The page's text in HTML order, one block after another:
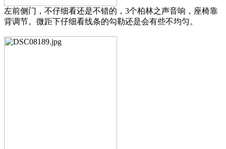
左前侧门，不仔细看还是不错的，3个柏林之声音响，座椅靠
背调节。微距下仔细看线条的勾勒还是会有些不均匀。